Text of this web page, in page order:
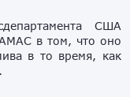
США
в том, что оно
в то время, как